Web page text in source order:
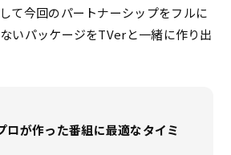
て今回のパートナーシップをフルに
いパッケージをTVerと一緒に作り出
ロが作った番組に最適なタイミ